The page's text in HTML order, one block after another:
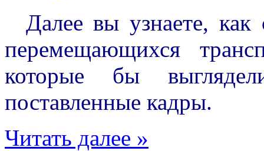
Далее вы узнаете, как
перемещающихся
которые бы
поставленные кадры.
Читать далее »